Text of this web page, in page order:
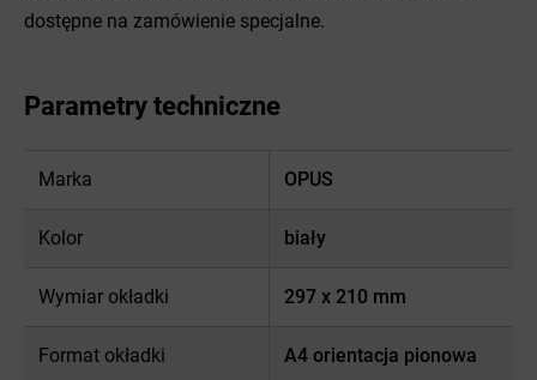
dostępne na zamówienie specjalne.
Parametry techniczne
Marka OPUS
Kolor biały
Wymiar okładki 297 x 210 mm
Format okładki A4 orientacja pionowa